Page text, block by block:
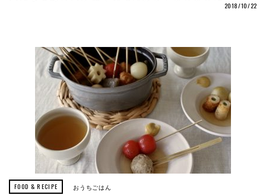
2018/10/22
FOOD & RECIPE おうちごはん